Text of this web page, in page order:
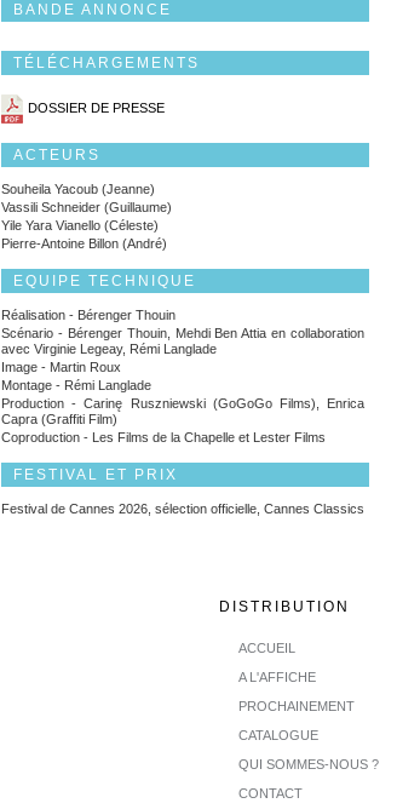
BANDE ANNONCE
TÉLÉCHARGEMENTS
DOSSIER DE PRESSE
ACTEURS
Souheila Yacoub (Jeanne)
Vassili Schneider (Guillaume)
Yile Yara Vianello (Céleste)
Pierre-Antoine Billon (André)
EQUIPE TECHNIQUE
Réalisation - Bérenger Thouin
Scénario - Bérenger Thouin, Mehdi Ben Attia en collaboration
avec Virginie Legeay, Rémi Langlade
Image - Martin Roux
Montage - Rémi Langlade
Production - Carinę Ruszniewski (GoGoGo Films), Enrica
Capra (Graffiti Film)
Coproduction - Les Films de la Chapelle et Lester Films
FESTIVAL ET PRIX
Festival de Cannes 2026, sélection officielle, Cannes Classics
DISTRIBUTION
ACCUEIL
A L'AFFICHE
PROCHAINEMENT
CATALOGUE
QUI SOMMES-NOUS ?
CONTACT